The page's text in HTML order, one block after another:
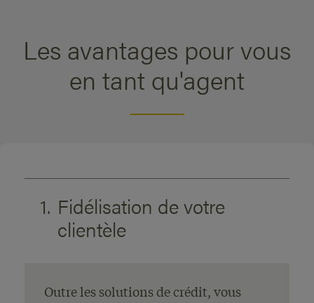
Les avantages pour vous
en tant qu'agent
1. Fidélisation de votre
clientèle
Outre les solutions de crédit, vous